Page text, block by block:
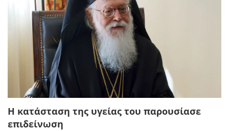
Η κατάσταση της υγείας του παρουσίασε
επιδείνωση